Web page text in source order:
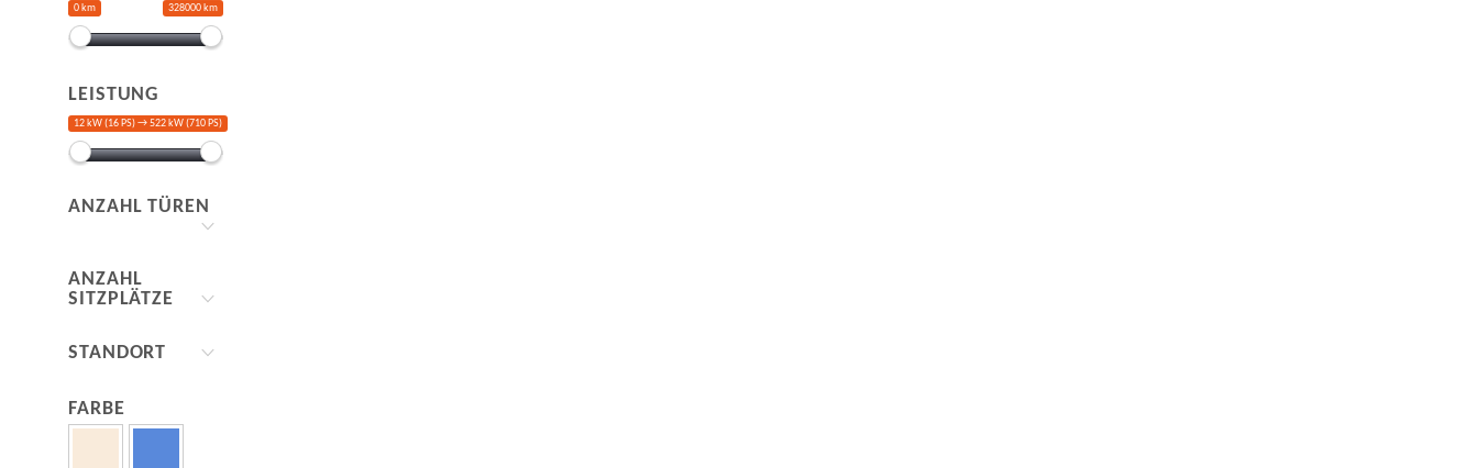
0 km 328000 km
LEISTUNG
12 kW (16 PS) →522 kW (710 PS)
ANZAHL TÜREN
ANZAHL
SITZPLÄTZE
STANDORT
FARBE